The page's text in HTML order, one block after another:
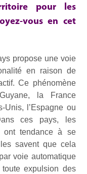
pour les
vous en cet
propose une voie
en raison de
Ce phénomène
la France
Unis, l’Espagne ou
ces pays, les
ont tendance à se
savent que cela
voie automatique
expulsion des